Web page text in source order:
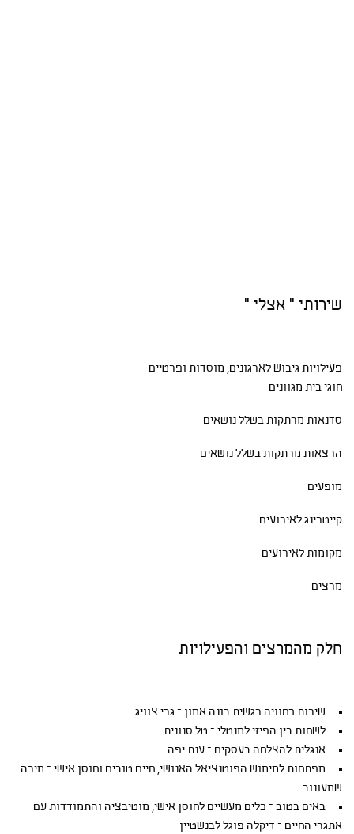
שירותי " אצלי "
פעילויות גיבושלארגונים, מוסדות ופרטיים
חוגי בית מגוונים
סדנאות מרתקות בשלל נושאים
הרצאות מרתקות בשלל נושאים
מופעים
קייטרינג לאירועים
מקומות לאירועים
מרצים
חלק מהמרצים והפעילויות
שירות כחוויה רגשית בונה אמון – גרי צוויג
לשחות בין הפיזי למנטלי – טל סנונית
אנגלית להצלחה בעסקים – ענת יפה
מפתחות למימוש הפוטנציאל האנושי, חיים טובים וחוסן אישי – מירה
שמעונוב
באים בטוב – כלים מעשיים לחוסן אישי, מוטיבציה והתמודדות עם
אתגרי החיים – דיקלה פוגל לבנשטיין